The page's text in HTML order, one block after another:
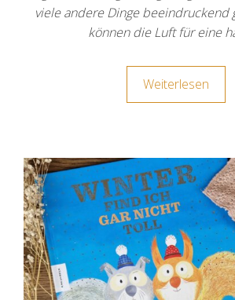
viele andere Dinge beeindruckend
können die Luft für eine
Weiterlesen